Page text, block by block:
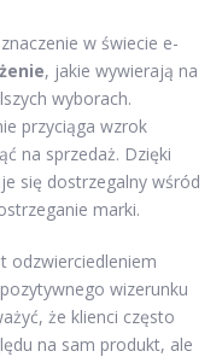
w świecie e-
, jakie wywierają na
wyborach.
przyciąga wzrok
na sprzedaż. Dzięki
się dostrzegalny wśród
marki.
odzwierciedleniem
wizerunku
że klienci często
na sam produkt, ale